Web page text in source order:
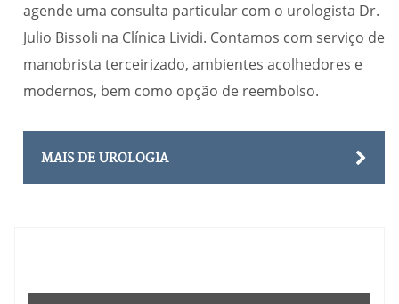
agende uma consulta particular com o urologista Dr.
Julio Bissoli na Clínica Lividi. Contamos com serviço de
manobrista terceirizado, ambientes acolhedores e
modernos, bem como opção de reembolso.
MAIS DE UROLOGIA